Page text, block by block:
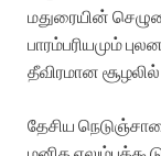
மதுரையின்
பாரம்பரியமும்
தீவிரமான
தேசிய